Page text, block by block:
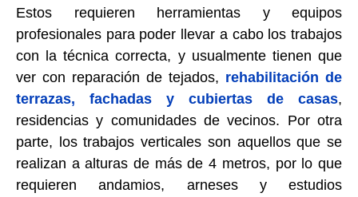
Estos requieren herramientas y equipos
profesionales para poder llevar a cabo los trabajos
con la técnica correcta, y usualmente tienen que
ver con reparación de tejados, rehabilitación de
terrazas, fachadas y cubiertas de casas,
residencias y comunidades de vecinos. Por otra
parte, los trabajos verticales son aquellos que se
realizan a alturas de más de 4 metros, por lo que
requieren andamios, arneses y estudios